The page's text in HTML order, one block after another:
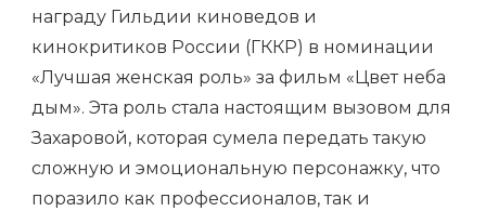
награду Гильдии киноведов и
кинокритиков России (ГККР) в номинации
«Лучшая женская роль» за фильм «Цвет неба
дым». Эта роль стала настоящим вызовом для
Захаровой, которая сумела передать такую
сложную и эмоциональную персонажку, что
поразило как профессионалов, так и